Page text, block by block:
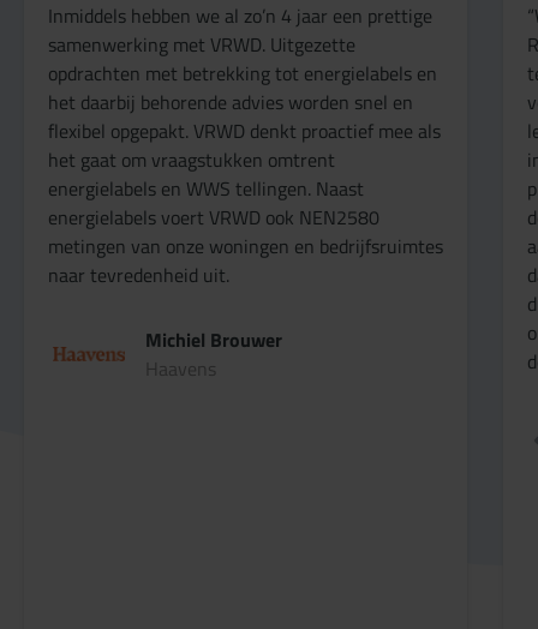
“Wij werken al geruime tijd samen met Van
Roemburg & Woning Diagnose en we zijn zeer
tevreden. De deskundigheid in vastgoeddata en
verduurzaming heeft ons enorm geholpen. Ze
leveren niet alleen gedetailleerde en bruikbare
inzichten, maar doen dit met veel
professionaliteit en inzet. We waarderen vooral
de proactieve houding en probleemoplossende
aanpak. Het is duidelijk dat ze bereid zijn om net
dat beetje extra te doen om ons te helpen onze
ondersteuning kunnen wij met vertrouwen naar
de toekomst kijken.”